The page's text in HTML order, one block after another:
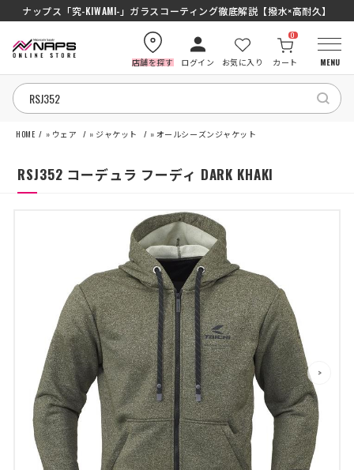
ナップス「究-KIWAMI-」ガラスコーティング徹底解説【撥水×高耐久】
店舗を探す ログイン お気に入り カート
0
MENU
カテゴリから探す
ナップスメンバーズ
店舗を探す
コーポレートサイト
採用情報
特定商取引法に基づく表記
古物営業法に基づく表示/保険勧誘
方針
HOME » ウェア » ジャケット » オールシーズンジャケット
RSJ352 コーデュラ フーディ DARK KHAKI
>